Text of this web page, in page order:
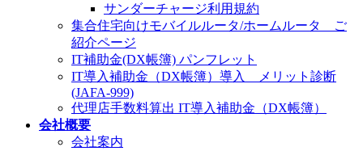
サンダーチャージ利用規約
集合住宅向けモバイルルータ/ホームルータ ご
紹介ページ
IT補助金(DX帳簿) パンフレット
IT導入補助金（DX帳簿）導入 メリット診断
(JAFA-999)
代理店手数料算出 IT導入補助金（DX帳簿）
会社概要
会社案内